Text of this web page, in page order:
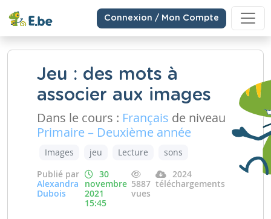
Connexion / Mon Compte
Jeu : des mots à
associer aux images
Dans le cours : Français de niveau
Primaire – Deuxième année
Images jeu Lecture
sons
Publié par
Alexandra
Dubois
30
novembre
2021
15:45
5887
vues
2024
téléchargements